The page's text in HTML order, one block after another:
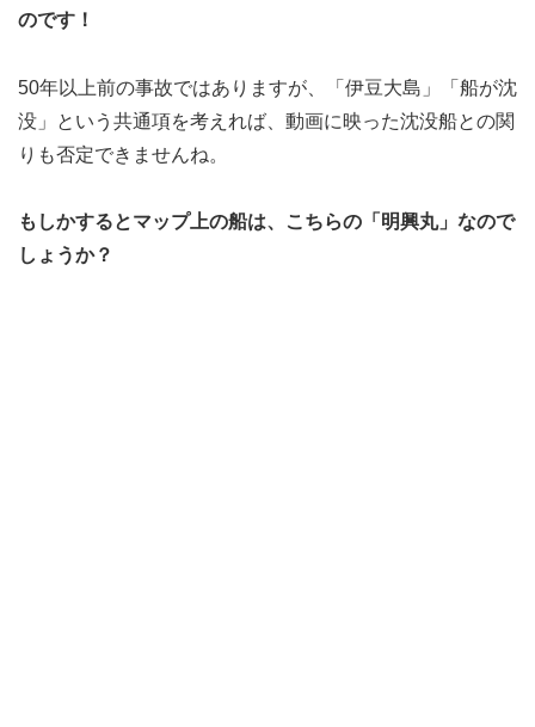
のです！
50年以上前の事故ではありますが、「伊豆大島」「船が沈
没」という共通項を考えれば、動画に映った沈没船との関
りも否定できませんね。
もしかするとマップ上の船は、こちらの「明興丸」なので
しょうか？